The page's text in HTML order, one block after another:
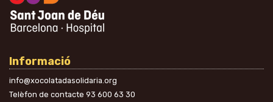
Informació
info@xocolatadasolidaria.org
Telèfon de contacte 93 600 63 30